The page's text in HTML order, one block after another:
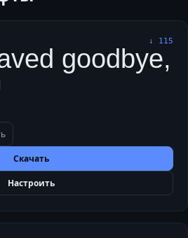
↓ 115
goodbye,
Скачать
Настроить